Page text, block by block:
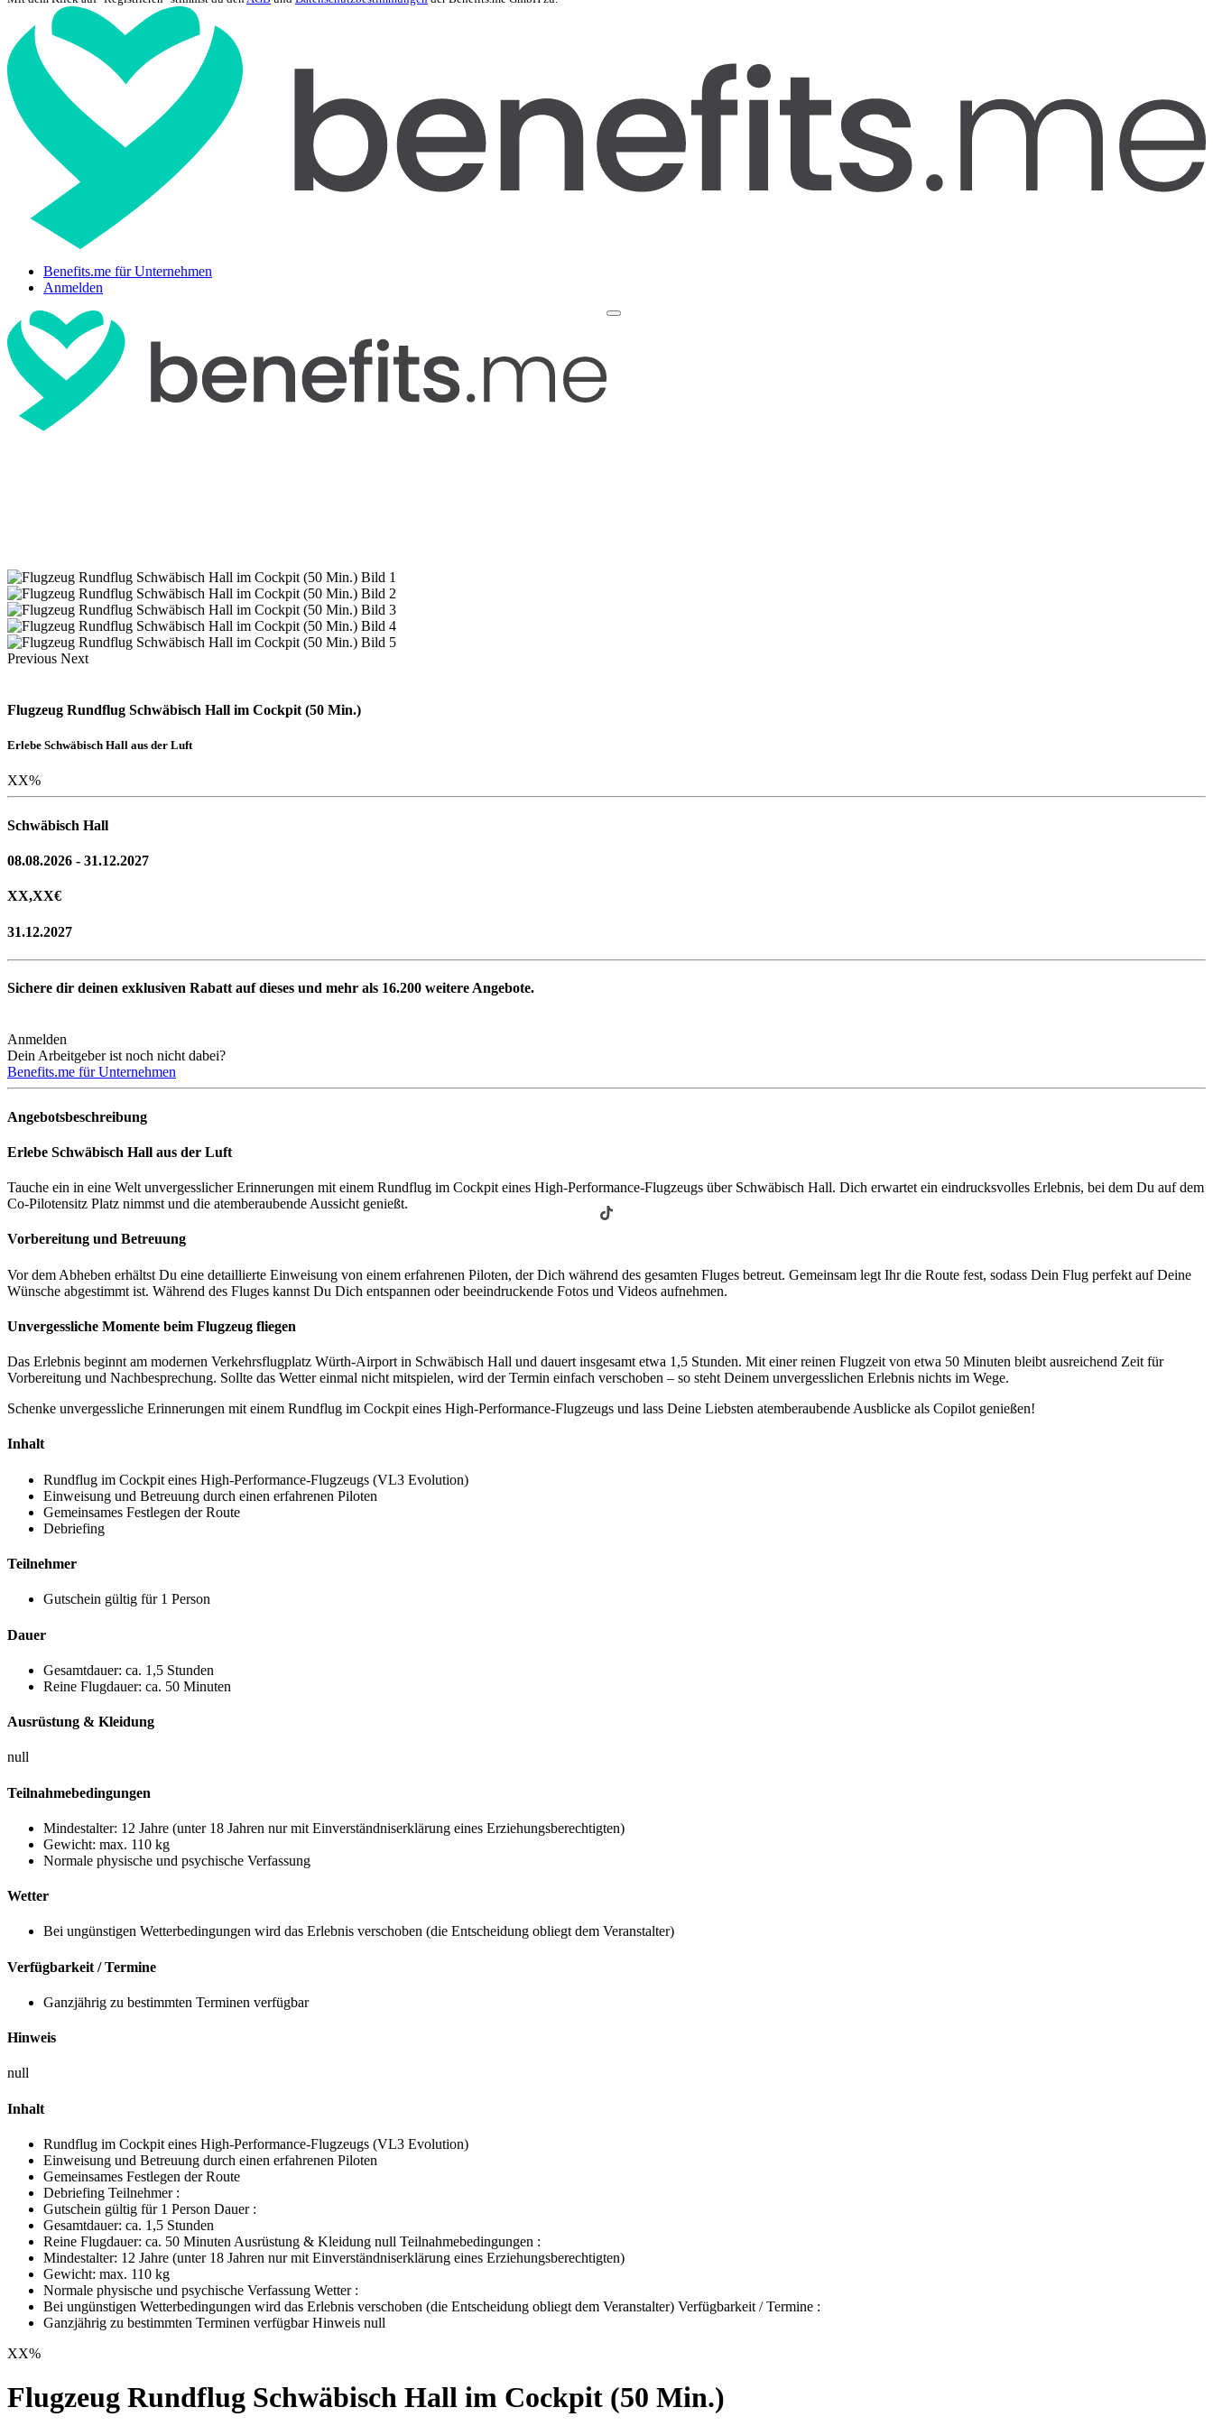
Benefits.me für Unternehmen
Anmelden
Previous Next
Flugzeug Rundflug Schwäbisch Hall im Cockpit (50 Min.)
Erlebe Schwäbisch Hall aus der Luft
XX%
Schwäbisch Hall
08.08.2026 - 31.12.2027
XX,XX€
31.12.2027
Sichere dir deinen exklusiven Rabatt auf dieses und mehr als 16.200 weitere Angebote.
Anmelden
Dein Arbeitgeber ist noch nicht dabei?
Benefits.me für Unternehmen
Angebotsbeschreibung
Erlebe Schwäbisch Hall aus der Luft
Tauche ein in eine Welt unvergesslicher Erinnerungen mit einem Rundflug im Cockpit eines High-Performance-Flugzeugs über Schwäbisch Hall. Dich erwartet ein eindrucksvolles Erlebnis, bei dem Du auf dem
Co-Pilotensitz Platz nimmst und die atemberaubende Aussicht genießt.
Vorbereitung und Betreuung
Vor dem Abheben erhältst Du eine detaillierte Einweisung von einem erfahrenen Piloten, der Dich während des gesamten Fluges betreut. Gemeinsam legt Ihr die Route fest, sodass Dein Flug perfekt auf Deine
Wünsche abgestimmt ist. Während des Fluges kannst Du Dich entspannen oder beeindruckende Fotos und Videos aufnehmen.
Unvergessliche Momente beim Flugzeug fliegen
Das Erlebnis beginnt am modernen Verkehrsflugplatz Würth-Airport in Schwäbisch Hall und dauert insgesamt etwa 1,5 Stunden. Mit einer reinen Flugzeit von etwa 50 Minuten bleibt ausreichend Zeit für
Vorbereitung und Nachbesprechung. Sollte das Wetter einmal nicht mitspielen, wird der Termin einfach verschoben – so steht Deinem unvergesslichen Erlebnis nichts im Wege.
Schenke unvergessliche Erinnerungen mit einem Rundflug im Cockpit eines High-Performance-Flugzeugs und lass Deine Liebsten atemberaubende Ausblicke als Copilot genießen!
Inhalt
Rundflug im Cockpit eines High-Performance-Flugzeugs (VL3 Evolution)
Einweisung und Betreuung durch einen erfahrenen Piloten
Gemeinsames Festlegen der Route
Debriefing
Teilnehmer
Gutschein gültig für 1 Person
Dauer
Gesamtdauer: ca. 1,5 Stunden
Reine Flugdauer: ca. 50 Minuten
Ausrüstung & Kleidung
null
Teilnahmebedingungen
Mindestalter: 12 Jahre (unter 18 Jahren nur mit Einverständniserklärung eines Erziehungsberechtigten)
Gewicht: max. 110 kg
Normale physische und psychische Verfassung
Wetter
Bei ungünstigen Wetterbedingungen wird das Erlebnis verschoben (die Entscheidung obliegt dem Veranstalter)
Verfügbarkeit / Termine
Ganzjährig zu bestimmten Terminen verfügbar
Hinweis
null
Inhalt
Rundflug im Cockpit eines High-Performance-Flugzeugs (VL3 Evolution)
Einweisung und Betreuung durch einen erfahrenen Piloten
Gemeinsames Festlegen der Route
Debriefing Teilnehmer :
Gutschein gültig für 1 Person Dauer :
Gesamtdauer: ca. 1,5 Stunden
Reine Flugdauer: ca. 50 Minuten Ausrüstung & Kleidung null Teilnahmebedingungen :
Mindestalter: 12 Jahre (unter 18 Jahren nur mit Einverständniserklärung eines Erziehungsberechtigten)
Gewicht: max. 110 kg
Normale physische und psychische Verfassung Wetter :
Bei ungünstigen Wetterbedingungen wird das Erlebnis verschoben (die Entscheidung obliegt dem Veranstalter) Verfügbarkeit / Termine :
Ganzjährig zu bestimmten Terminen verfügbar Hinweis null
XX%
Flugzeug Rundflug Schwäbisch Hall im Cockpit (50 Min.)